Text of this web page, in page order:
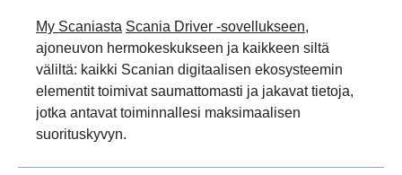
My Scaniasta Scania Driver -sovellukseen,
ajoneuvon hermokeskukseen ja kaikkeen siltä
väliltä: kaikki Scanian digitaalisen ekosysteemin
elementit toimivat saumattomasti ja jakavat tietoja,
jotka antavat toiminnallesi maksimaalisen
suorituskyvyn.